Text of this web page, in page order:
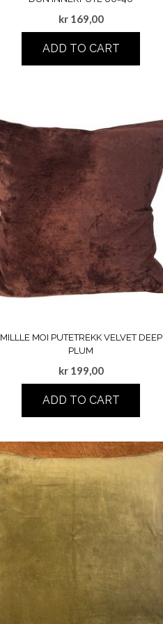
kr169,00
ADD TO CART
MILLLE MOI PUTETREKK VELVET DEEP
PLUM
kr199,00
ADD TO CART